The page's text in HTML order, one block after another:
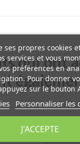
qui ont
WEB
ses propres cookies
services et vous
préférences en
Pour donner
sur le bouton
Personnaliser les
J'ACCEPTE